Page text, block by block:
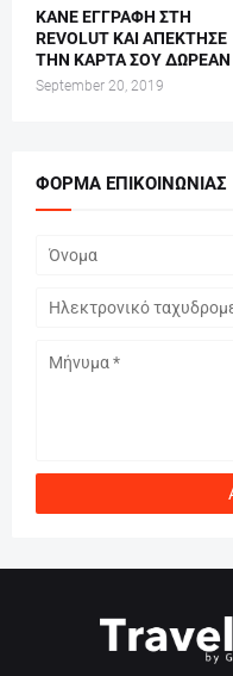
ΚΑΝΕ ΕΓΓΡΑΦΗ ΣΤΗ
REVOLUT ΚΑΙ ΑΠΕΚΤΗΣΕ
ΤΗΝ ΚΑΡΤΑ ΣΟΥ ΔΩΡΕΑΝ
September 20, 2019
ΦΌΡΜΑ ΕΠΙΚΟΙΝΩΝΊΑΣ